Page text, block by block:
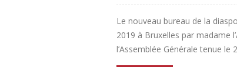
Le nouveau bureau de la
2019 à Bruxelles par madame
l’Assemblée Générale tenue